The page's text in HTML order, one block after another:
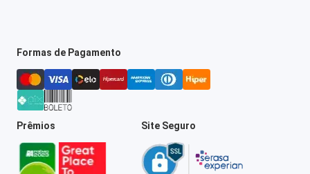
Formas de Pagamento
Prêmios Site Seguro